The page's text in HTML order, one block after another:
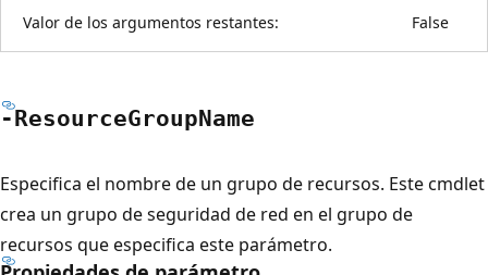
Valor de los argumentos restantes: False
-ResourceGroupName
Especifica el nombre de un grupo de recursos. Este cmdlet
crea un grupo de seguridad de red en el grupo de
recursos que especifica este parámetro.